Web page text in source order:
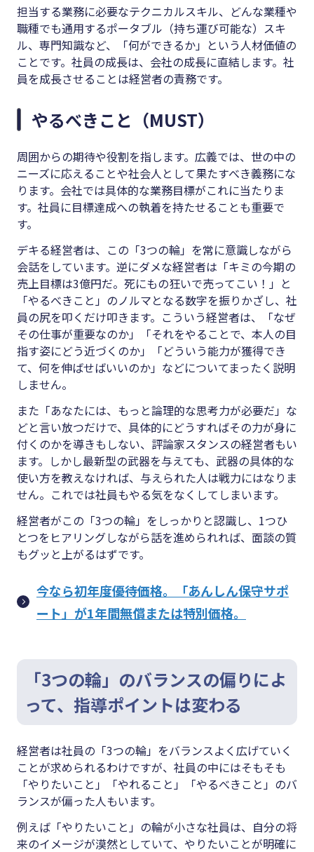
担当する業務に必要なテクニカルスキル、どんな業種や
職種でも通用するポータブル（持ち運び可能な）スキ
ル、専門知識など、「何ができるか」という人材価値の
ことです。社員の成長は、会社の成長に直結します。社
員を成長させることは経営者の責務です。
やるべきこと（MUST）
周囲からの期待や役割を指します。広義では、世の中の
ニーズに応えることや社会人として果たすべき義務にな
ります。会社では具体的な業務目標がこれに当たりま
す。社員に目標達成への執着を持たせることも重要で
す。
デキる経営者は、この「3つの輪」を常に意識しながら
会話をしています。逆にダメな経営者は「キミの今期の
売上目標は3億円だ。死にもの狂いで売ってこい！」と
「やるべきこと」のノルマとなる数字を振りかざし、社
員の尻を叩くだけ叩きます。こういう経営者は、「なぜ
その仕事が重要なのか」「それをやることで、本人の目
指す姿にどう近づくのか」「どういう能力が獲得でき
て、何を伸ばせばいいのか」などについてまったく説明
しません。
また「あなたには、もっと論理的な思考力が必要だ」な
どと言い放つだけで、具体的にどうすればその力が身に
付くのかを導きもしない、評論家スタンスの経営者もい
ます。しかし最新型の武器を与えても、武器の具体的な
使い方を教えなければ、与えられた人は戦力にはなりま
せん。これでは社員もやる気をなくしてしまいます。
経営者がこの「3つの輪」をしっかりと認識し、1つひ
とつをヒアリングしながら話を進められれば、面談の質
もグッと上がるはずです。
今なら初年度優待価格。「あんしん保守サポ
ート」が1年間無償または特別価格。
「3つの輪」のバランスの偏りによ
って、指導ポイントは変わる
経営者は社員の「3つの輪」をバランスよく広げていく
ことが求められるわけですが、社員の中にはそもそも
「やりたいこと」「やれること」「やるべきこと」のバ
ランスが偏った人もいます。
例えば「やりたいこと」の輪が小さな社員は、自分の将
来のイメージが漠然としていて、やりたいことが明確に